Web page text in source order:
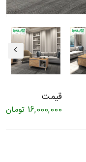
قیمت
16,000,000 تومان